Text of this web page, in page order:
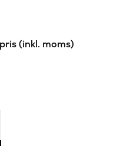
(inkl. moms)